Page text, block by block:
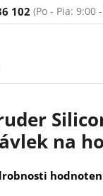
102
na